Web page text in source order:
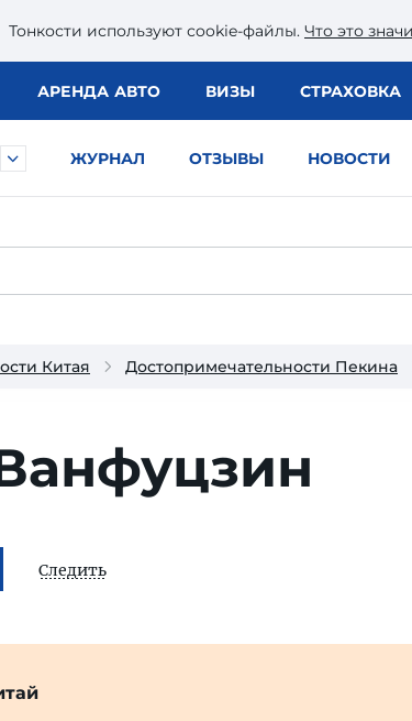
Тонкости используют сookie-файлы. Что это
АРЕНДА АВТО ВИЗЫ СТРАХОВКА
ЖУРНАЛ ОТЗЫВЫ НОВОСТИ
Китая Достопримечательности Пекина
Следить